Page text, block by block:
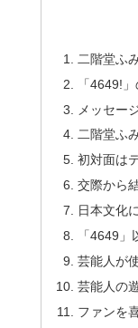
二階堂ふ
「4649!
メッセー
二階堂ふ
初対面は
交際から
日本文化
「4649
芸能人が
芸能人の
ファンを